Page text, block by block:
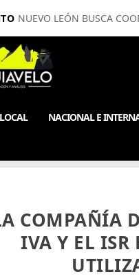
NUEVO LEÓN BUSCA
LOCAL NACIONAL E
COMPAÑÍA
IVA Y EL ISR